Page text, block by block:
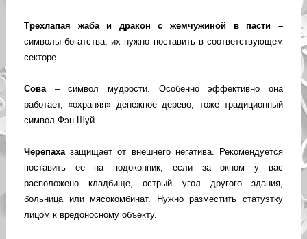
Трехлапая жаба и дракон с жемчужиной в пасти –
символы богатства, их нужно поставить в соответствующем
секторе.
Сова– символ мудрости. Особенно эффективно она
работает, «охраняя» денежное дерево, тоже традиционный
символ Фэн-Шуй.
Черепахазащищает от внешнего негатива. Рекомендуется
поставить ее на подоконник, если за окном у вас
расположено кладбище, острый угол другого здания,
больница или мясокомбинат. Нужно разместить статуэтку
лицом к вредоносному объекту.